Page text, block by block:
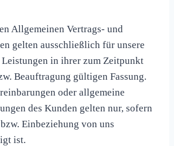
Allgemeinen Vertrags- und
gelten ausschließlich für unsere
in ihrer zum Zeitpunkt
Beauftragung gültigen Fassung.
oder allgemeine
des Kunden gelten nur, sofern
Einbeziehung von uns
ist.